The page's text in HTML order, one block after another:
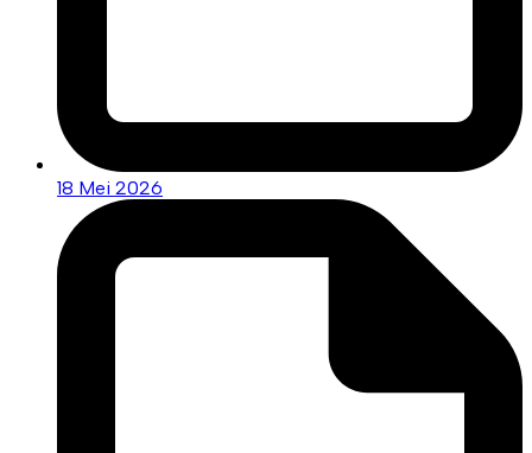
18 Mei 2026